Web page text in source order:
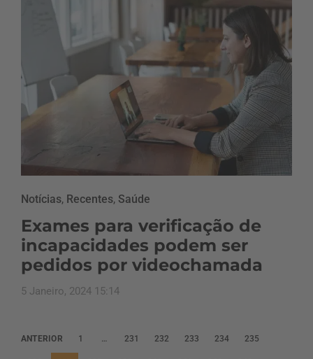
Notícias, Recentes, Saúde
Exames para verificação de
incapacidades podem ser
pedidos por videochamada
5 Janeiro, 2024 15:14
P
ANTERIOR 1 … 231 232 233 234 235